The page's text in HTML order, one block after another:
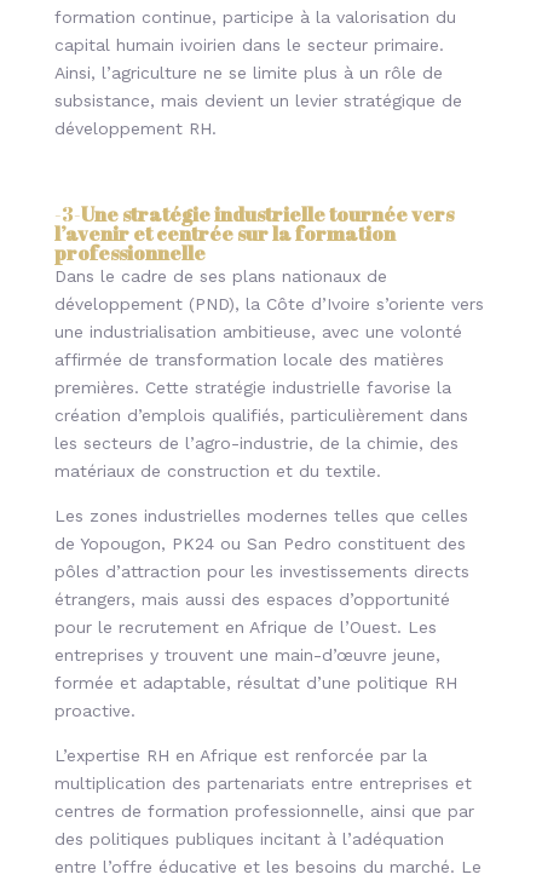
formation continue, participe à la valorisation du
capital humain ivoirien dans le secteur primaire.
Ainsi, l’agriculture ne se limite plus à un rôle de
subsistance, mais devient un levier stratégique de
développement RH.
-3-Une stratégie industrielle tournée vers
l’avenir et centrée sur la formation
professionnelle
Dans le cadre de ses plans nationaux de
développement (PND), la Côte d’Ivoire s’oriente vers
une industrialisation ambitieuse, avec une volonté
affirmée de transformation locale des matières
premières. Cette stratégie industrielle favorise la
création d’emplois qualifiés, particulièrement dans
les secteurs de l’agro-industrie, de la chimie, des
matériaux de construction et du textile.
Les zones industrielles modernes telles que celles
de Yopougon, PK24 ou San Pedro constituent des
pôles d’attraction pour les investissements directs
étrangers, mais aussi des espaces d’opportunité
pour le recrutement en Afrique de l’Ouest. Les
entreprises y trouvent une main-d’œuvre jeune,
formée et adaptable, résultat d’une politique RH
proactive.
L’expertise RH en Afrique est renforcée par la
multiplication des partenariats entre entreprises et
centres de formation professionnelle, ainsi que par
des politiques publiques incitant à l’adéquation
entre l’offre éducative et les besoins du marché. Le